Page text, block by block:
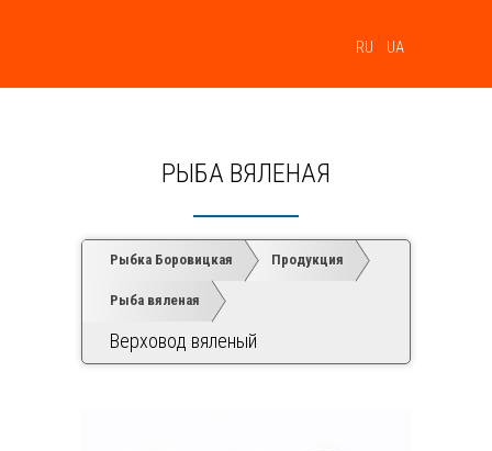
RU UA
РЫБА ВЯЛЕНАЯ
Рыбка Боровицкая Продукция
Рыба вяленая
Верховод вяленый